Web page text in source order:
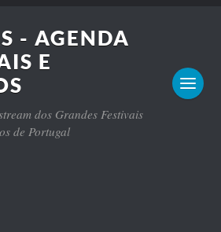
- AGENDA
E
dos Grandes Festivais
de Portugal